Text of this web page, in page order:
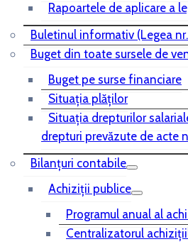
Rapoartele de aplicare a
Buletinul informativ (Legea
Buget din toate sursele de
Buget pe surse financiare
Situaţia plăţilor
Situaţia drepturilor
drepturi prevăzute de acte
Bilanţuri contabile
Achiziţii publice
Programul anual al
Centralizatorul